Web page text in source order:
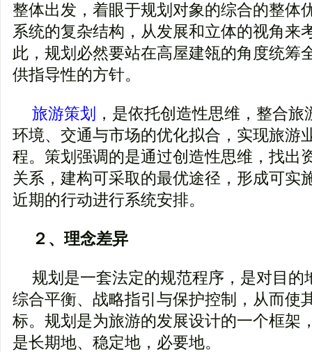
整体出发，着眼于规划对象的综合的整体
系统的复杂结构，从发展和立体的视角来
此，规划必然要站在高屋建瓴的角度统筹
供指导性的方针。
旅游策划 ，是依托创造性思维，整合
环境、交通与市场的优化拟合，实现旅游
程。策划强调的是通过创造性思维，找出
关系，建构可采取的最优途径，形成可实
近期的行动进行系统安排。
２、理念差异
规划是一套法定的规范程序，是对目的
综合平衡、战略指引与保护控制，从而使
标。规划是为旅游的发展设计的一个框架
是长期地、稳定地，必要地。